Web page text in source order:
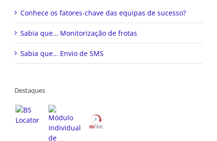
Conhece os fatores-chave das equipas de sucesso?
Sabia que… Monitorização de frotas
Sabia que… Envio de SMS
Destaques